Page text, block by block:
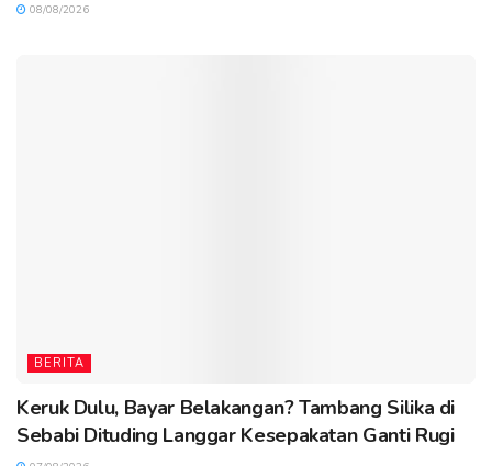
08/08/2026
BERITA
Keruk Dulu, Bayar Belakangan? Tambang Silika di
Sebabi Dituding Langgar Kesepakatan Ganti Rugi